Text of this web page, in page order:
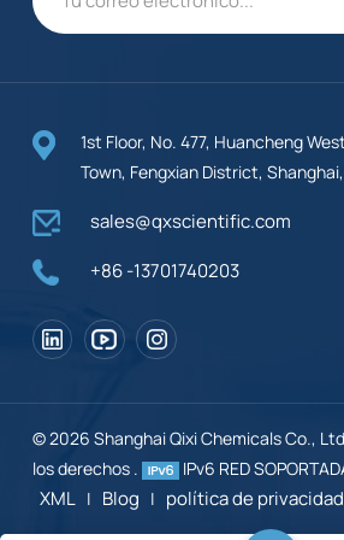
1st Floor, No. 477, Huancheng
Town, Fengxian District,
sales@qxscientific.com
+86 -13701740203
© 2026 Shanghai Qixi Chemicals Co.,
los derechos .
IPv6 RED
XML | Blog | política de privacidad